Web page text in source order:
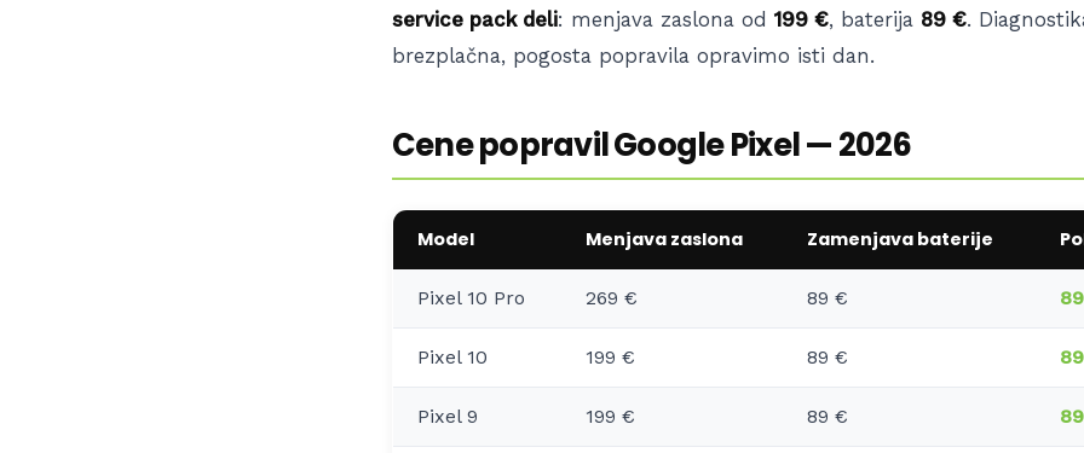
service pack deli: menjava zaslona od 199 €, baterija 89 €.
brezplačna, pogosta popravila opravimo isti dan.
Cene popravil Google Pixel — 2026
Model Menjava zaslona Zamenjava baterije
Pixel 10 Pro 269 € 89 €
Pixel 10 199 € 89 €
Pixel 9 199 € 89 €